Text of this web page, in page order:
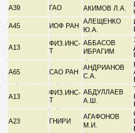
А39
ГАО АКИМОВ Л.А.
А45
ИОФ РАН
АЛЕЩЕНКО
Ю.А.
А13
ФИЗ.ИНС-
Т
АББАСОВ
ИБРАГИМ
А65 САО РАН
АНДРИАНОВ
С.А.
А13
ФИЗ.ИНС-
Т
АБДУЛЛАЕВ
А.Ш.
А23 ГНИРИ
АГАФОНОВ
М.И.